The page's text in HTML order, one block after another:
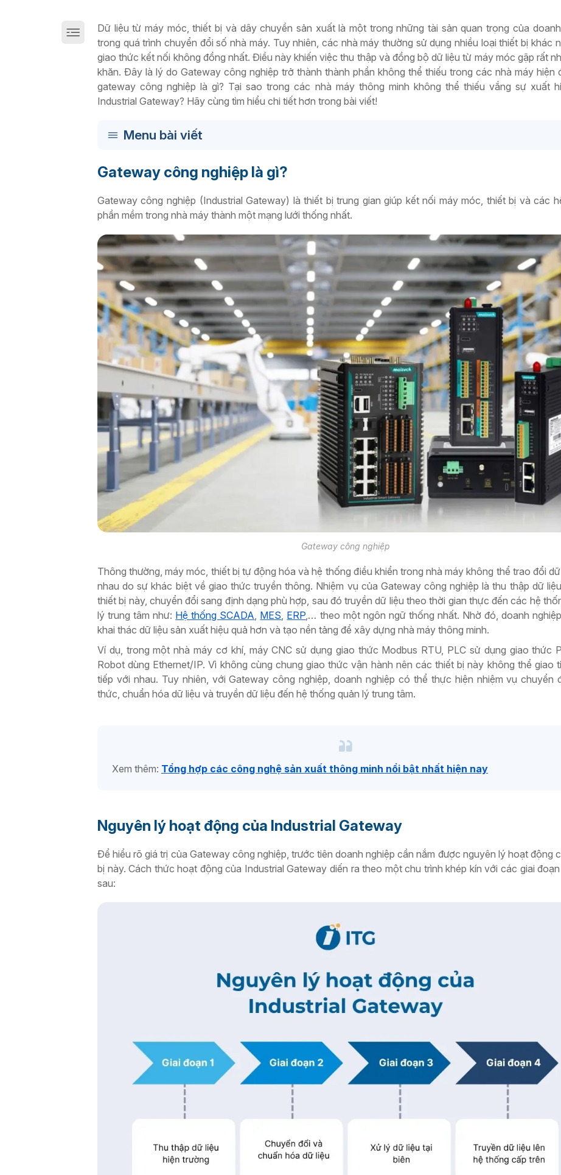
Dữ liệu từ máy móc, thiết bị và dây chuyền sản xuất là một trong những tài sản quan trọng của
trong quá trình chuyển đổi số nhà máy. Tuy nhiên, các nhà máy thường sử dụng nhiều loại thiết bị khác
giao thức kết nối không đồng nhất. Điều này khiến việc thu thập và đồng bộ dữ liệu từ máy móc gặp rất
khăn. Đây là lý do Gateway công nghiệp trở thành thành phần không thể thiếu trong các nhà máy hiện
gateway công nghiệp là gì? Tại sao trong các nhà máy thông minh không thể thiếu vắng sự xuất
Industrial Gateway? Hãy cùng tìm hiểu chi tiết hơn trong bài viết!
Menu bài viết
Gateway công nghiệp là gì?
Gateway công nghiệp (Industrial Gateway) là thiết bị trung gian giúp kết nối máy móc, thiết bị và các
phần mềm trong nhà máy thành một mạng lưới thống nhất.
Gateway công nghiệp
Thông thường, máy móc, thiết bị tự động hóa và hệ thống điều khiển trong nhà máy không thể trao đổi
nhau do sự khác biệt về giao thức truyền thông. Nhiệm vụ của Gateway công nghiệp là thu thập dữ
thiết bị này, chuyển đổi sang định dạng phù hợp, sau đó truyền dữ liệu theo thời gian thực đến các hệ
lý trung tâm như: Hệ thống SCADA MES ERP ,… theo một ngôn ngữ thống nhất. Nhờ đó, doanh
khai thác dữ liệu sản xuất hiệu quả hơn và tạo nền tảng để xây dựng nhà máy thông minh.
Ví dụ, trong một nhà máy cơ khí, máy CNC sử dụng giao thức Modbus RTU, PLC sử dụng giao thức
Robot dùng Ethernet/IP. Vì không cùng chung giao thức vận hành nên các thiết bị này không thể giao
tiếp với nhau. Tuy nhiên, với Gateway công nghiệp, doanh nghiệp có thể thực hiện nhiệm vụ chuyển
thức, chuẩn hóa dữ liệu và truyền dữ liệu đến hệ thống quản lý trung tâm.
Xem thêm: Tổng hợp các công nghệ sản xuất thông minh nổi bật nhất hiện nay
Nguyên lý hoạt động của Industrial Gateway
Để hiểu rõ giá trị của Gateway công nghiệp, trước tiên doanh nghiệp cần nắm được nguyên lý hoạt động
bị này. Cách thức hoạt động của Industrial Gateway diến ra theo một chu trình khép kín với các giai
sau: